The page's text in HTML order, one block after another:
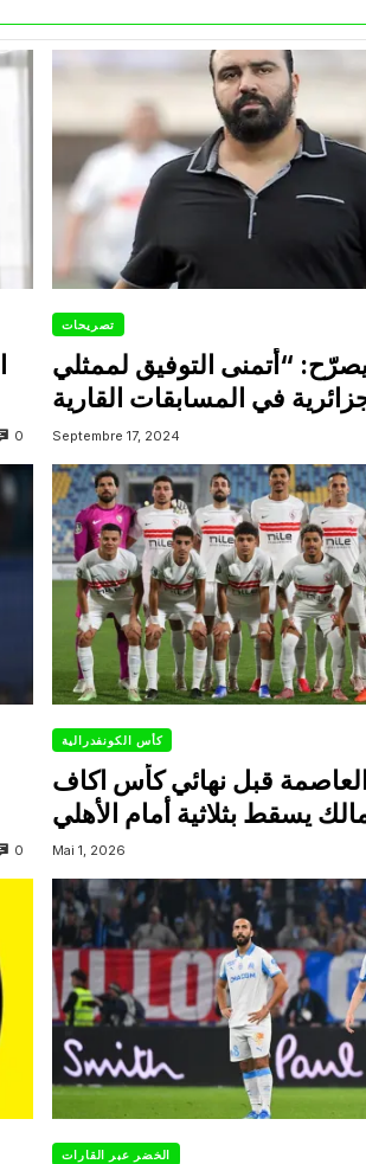
0
تصريحات
“أتمنى التوفيق لممثلي
Septembre 17, 2024
0
كأس الكونفدرالية
العاصمة قبل نهائي كأس اكاف
Mai 1, 2026
الخضر عبر القارات